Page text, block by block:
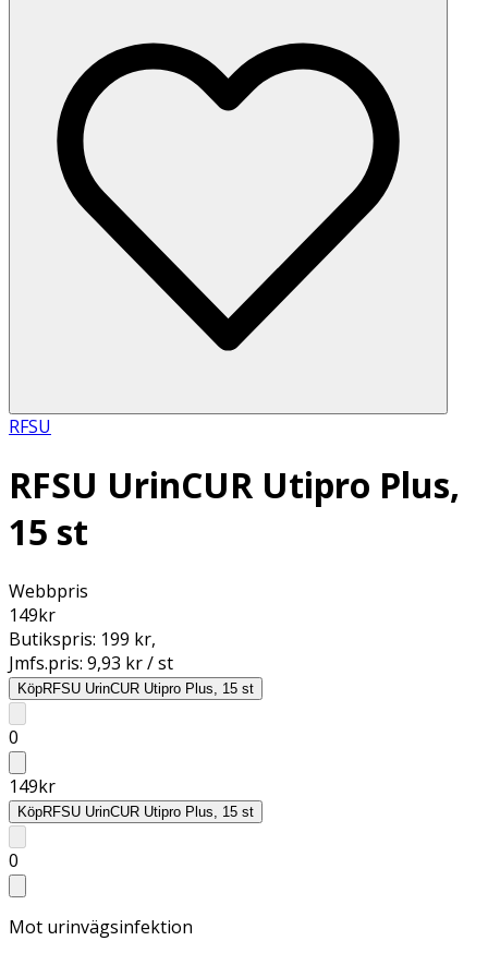
RFSU
RFSU UrinCUR Utipro Plus,
15 st
Webbpris
149kr
Butikspris: 199 kr,
Jmfs.pris: 9,93 kr / st
KöpRFSU UrinCUR Utipro Plus, 15 st
0
149kr
KöpRFSU UrinCUR Utipro Plus, 15 st
0
Mot urinvägsinfektion